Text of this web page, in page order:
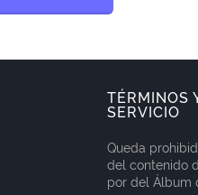
TÉRMINOS
SERVICIO
Queda
del contenido
por del Álbum